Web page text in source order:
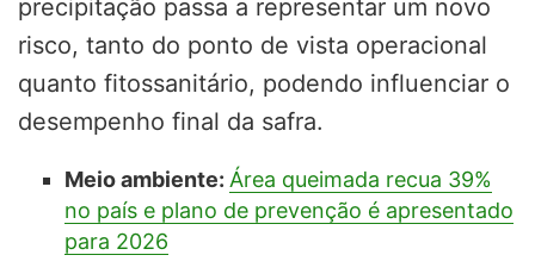
precipitação passa a representar um novo
risco, tanto do ponto de vista operacional
quanto fitossanitário, podendo influenciar o
desempenho final da safra.
Meio ambiente: Área queimada recua 39%
no país e plano de prevenção é apresentado
para 2026